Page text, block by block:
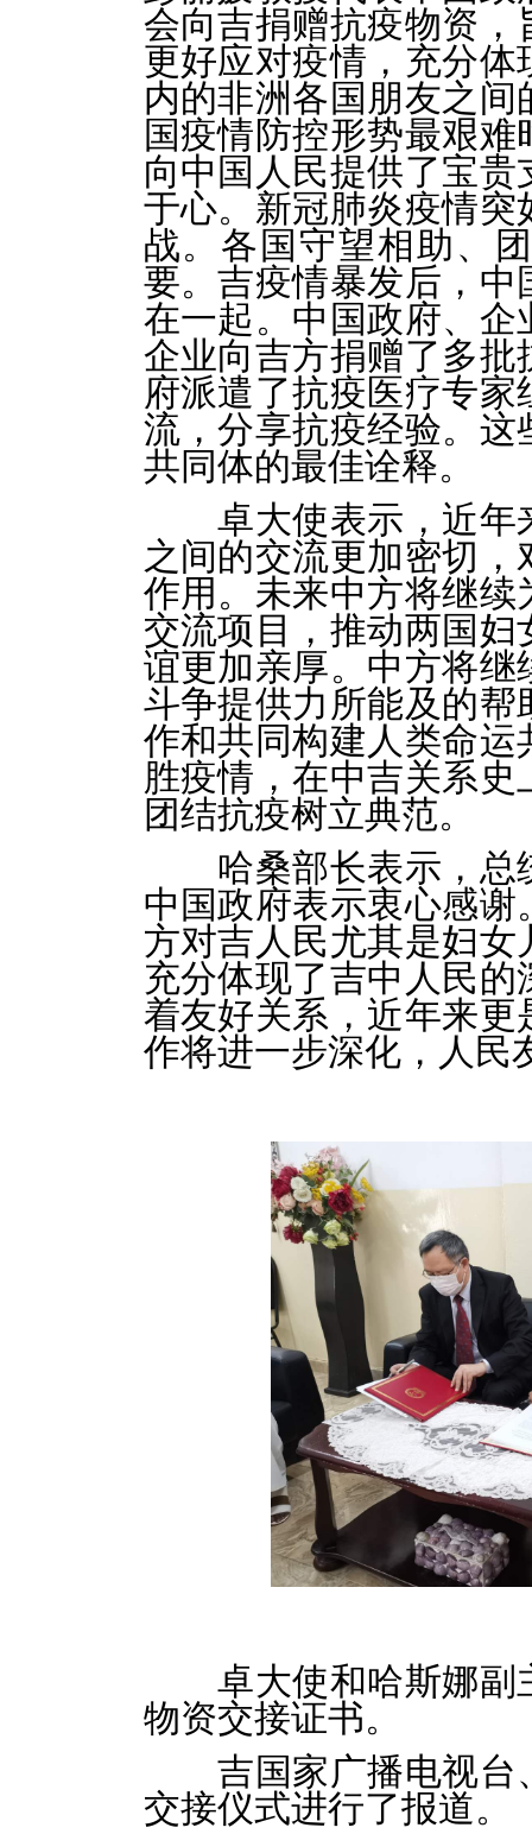
会向吉捐赠抗疫物资
更好应对疫情，充分
内的非洲各国朋友之
国疫情防控形势最艰
向中国人民提供了宝
于心。新冠肺炎疫情
战。各国守望相助、
要。吉疫情暴发后，
在一起。中国政府、
企业向吉方捐赠了多
府派遣了抗疫医疗专
流，分享抗疫经验。
共同体的最佳诠释。
卓大使表示，近年
之间的交流更加密切
作用。未来中方将继
交流项目，推动两国
谊更加亲厚。中方将
斗争提供力所能及的
作和共同构建人类命
胜疫情，在中吉关系
团结抗疫树立典范。
哈桑部长表示，总
中国政府表示衷心感
方对吉人民尤其是妇
充分体现了吉中人民
着友好关系，近年来
作将进一步深化，人民
卓大使和哈斯娜副
物资交接证书。
吉国家广播电视台
交接仪式进行了报道。